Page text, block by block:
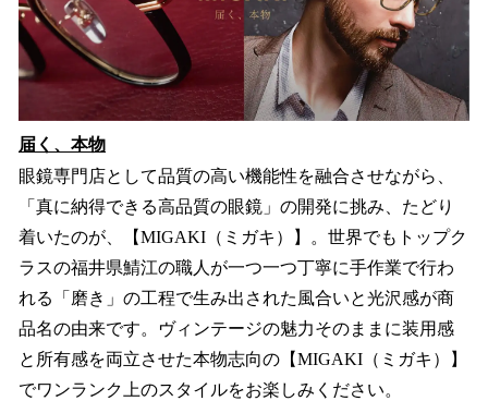
届く、本物
眼鏡専門店として品質の高い機能性を融合させながら、
「真に納得できる高品質の眼鏡」の開発に挑み、たどり
着いたのが、【MIGAKI（ミガキ）】。世界でもトップク
ラスの福井県鯖江の職人が一つ一つ丁寧に手作業で行わ
れる「磨き」の工程で生み出された風合いと光沢感が商
品名の由来です。ヴィンテージの魅力そのままに装用感
と所有感を両立させた本物志向の【MIGAKI（ミガキ）】
でワンランク上のスタイルをお楽しみください。